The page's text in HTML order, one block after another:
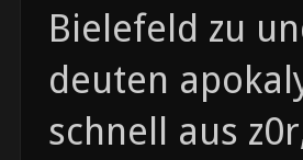
Bielefeld zu
deuten
schnell aus